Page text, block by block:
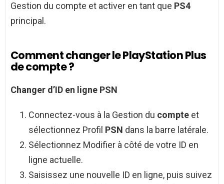
Gestion du compte et activer en tant que PS4
principal.
Comment changer le PlayStation Plus
de compte ?
Changer d’ID en ligne PSN
Connectez-vous à la Gestion du compte et
sélectionnez Profil PSN dans la barre latérale.
Sélectionnez Modifier à côté de votre ID en
ligne actuelle.
Saisissez une nouvelle ID en ligne, puis suivez